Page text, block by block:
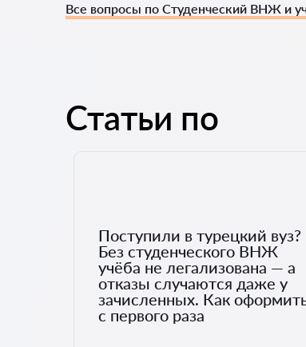
Все вопросы по Студенческий ВНЖ и
Статьи по
Поступили в турецкий вуз?
Без студенческого ВНЖ
учёба не легализована — а
отказы случаются даже у
зачисленных. Как
с первого раза